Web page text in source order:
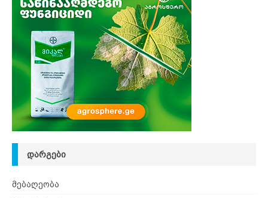
ᲓᲐᲠᲒᲔᲑᲘ
მებაღეობა